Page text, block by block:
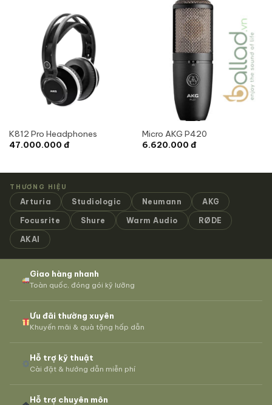
K812 Pro Headphones
47.000.000 đ
Micro AKG P420
6.620.000 đ
THƯƠNG HIỆU
Arturia Studiologic Neumann AKG
Focusrite Shure Warm Audio RØDE
AKAI
Giao hàng nhanh
Toàn quốc, đóng gói kỹ lưỡng
Ưu đãi thường xuyên
Khuyến mãi & quà tặng hấp dẫn
Hỗ trợ kỹ thuật
Cài đặt & hướng dẫn miễn phí
Hỗ trợ chuyên môn